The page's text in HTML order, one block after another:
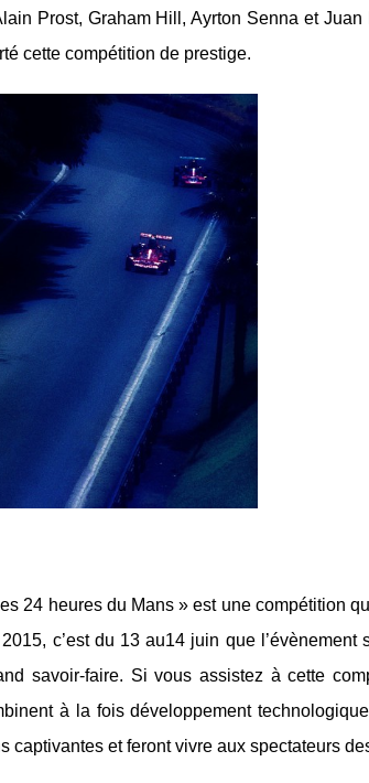
Prost, Graham Hill, Ayrton Senna et
cette compétition de prestige.
24 heures du Mans » est une compétition
c’est du 13 au14 juin que
savoir-faire. Si vous assistez à cette
à la fois développement
captivantes et feront vivre aux spectateurs